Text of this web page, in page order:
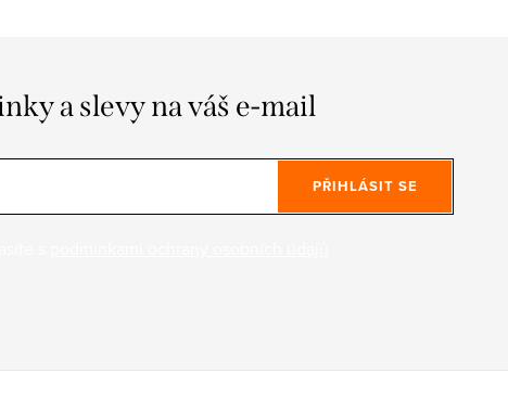
a slevy na váš e-mail
PŘIHLÁSIT SE